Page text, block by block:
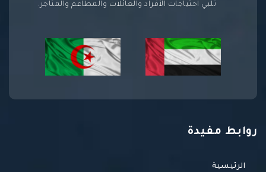
تلبي احتياجات الأفراد والعائلات والمطاعم والمتاجر.
روابط مفيدة
الرئيسية